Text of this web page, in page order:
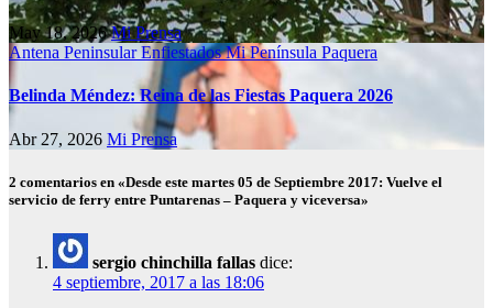
May 18, 2026Mi Prensa
Antena PeninsularEnfiestadosMi Península Paquera
Belinda Méndez: Reina de las Fiestas Paquera 2026
Abr 27, 2026 Mi Prensa
2 comentarios en «Desde este martes 05 de Septiembre 2017: Vuelve el
servicio de ferry entre Puntarenas – Paquera y viceversa»
sergio chinchilla fallas dice:
4 septiembre, 2017 a las 18:06